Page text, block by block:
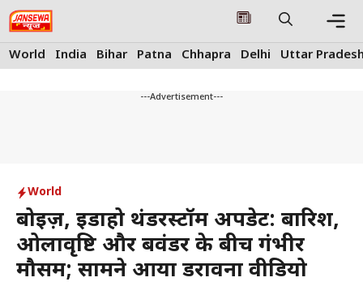
Skip
to
content
World India Bihar Patna Chhapra Delhi Uttar
---Advertisement---
World
बोइज़, इडाहो थंडरस्टॉर्म अपडेट: बारिश,
ओलावृष्टि और बवंडर के बीच गंभीर
मौसम; सामने आया डरावना वीडियो